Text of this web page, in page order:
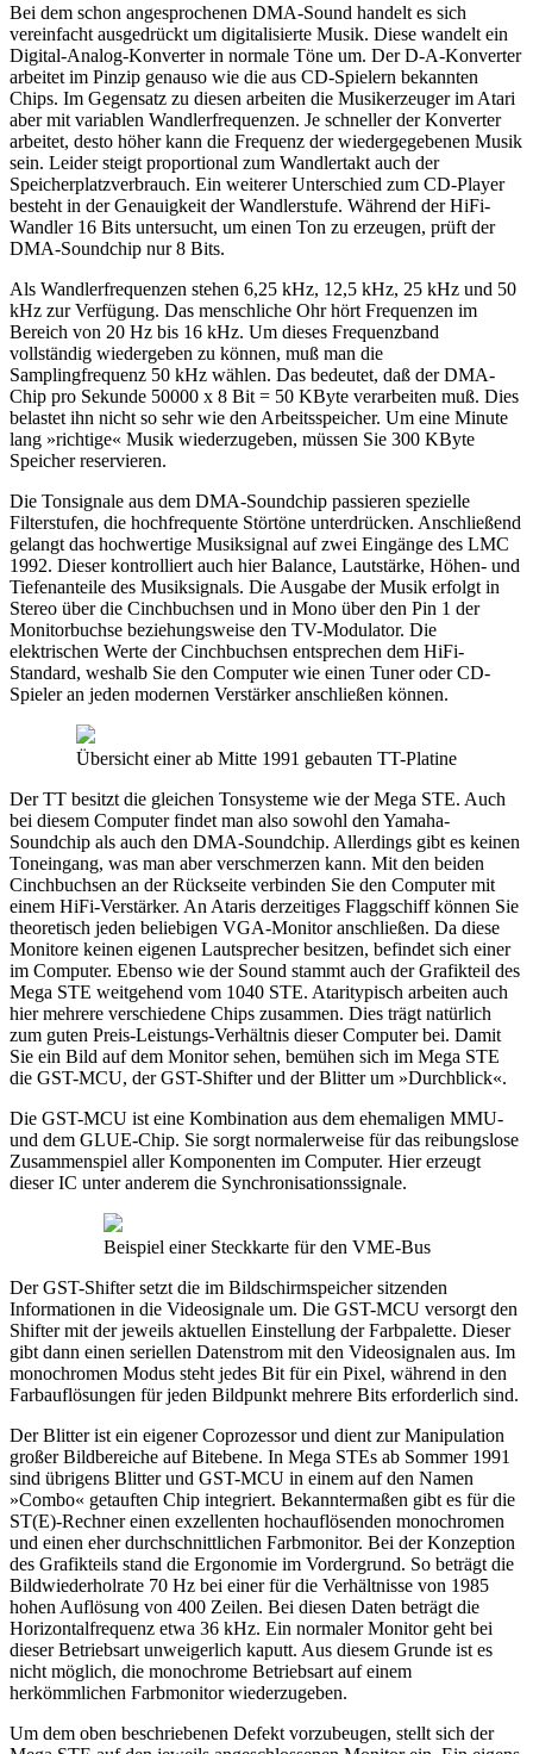
Bei dem schon angesprochenen DMA-Sound handelt es sich
vereinfacht ausgedrückt um digitalisierte Musik. Diese wandelt ein
Digital-Analog-Konverter in normale Töne um. Der D-A-Konverter
arbeitet im Pinzip genauso wie die aus CD-Spielern bekannten
Chips. Im Gegensatz zu diesen arbeiten die Musikerzeuger im Atari
aber mit variablen Wandlerfrequenzen. Je schneller der Konverter
arbeitet, desto höher kann die Frequenz der wiedergegebenen Musik
sein. Leider steigt proportional zum Wandlertakt auch der
Speicherplatzverbrauch. Ein weiterer Unterschied zum CD-Player
besteht in der Genauigkeit der Wandlerstufe. Während der HiFi-
Wandler 16 Bits untersucht, um einen Ton zu erzeugen, prüft der
DMA-Soundchip nur 8 Bits.
Als Wandlerfrequenzen stehen 6,25 kHz, 12,5 kHz, 25 kHz und 50
kHz zur Verfügung. Das menschliche Ohr hört Frequenzen im
Bereich von 20 Hz bis 16 kHz. Um dieses Frequenzband
vollständig wiedergeben zu können, muß man die
Samplingfrequenz 50 kHz wählen. Das bedeutet, daß der DMA-
Chip pro Sekunde 50000 x 8 Bit = 50 KByte verarbeiten muß. Dies
belastet ihn nicht so sehr wie den Arbeitsspeicher. Um eine Minute
lang »richtige« Musik wiederzugeben, müssen Sie 300 KByte
Speicher reservieren.
Die Tonsignale aus dem DMA-Soundchip passieren spezielle
Filterstufen, die hochfrequente Störtöne unterdrücken. Anschließend
gelangt das hochwertige Musiksignal auf zwei Eingänge des LMC
1992. Dieser kontrolliert auch hier Balance, Lautstärke, Höhen- und
Tiefenanteile des Musiksignals. Die Ausgabe der Musik erfolgt in
Stereo über die Cinchbuchsen und in Mono über den Pin 1 der
Monitorbuchse beziehungsweise den TV-Modulator. Die
elektrischen Werte der Cinchbuchsen entsprechen dem HiFi-
Standard, weshalb Sie den Computer wie einen Tuner oder CD-
Spieler an jeden modernen Verstärker anschließen können.
Übersicht einer ab Mitte 1991 gebauten TT-Platine
Der TT besitzt die gleichen Tonsysteme wie der Mega STE. Auch
bei diesem Computer findet man also sowohl den Yamaha-
Soundchip als auch den DMA-Soundchip. Allerdings gibt es keinen
Toneingang, was man aber verschmerzen kann. Mit den beiden
Cinchbuchsen an der Rückseite verbinden Sie den Computer mit
einem HiFi-Verstärker. An Ataris derzeitiges Flaggschiff können Sie
theoretisch jeden beliebigen VGA-Monitor anschließen. Da diese
Monitore keinen eigenen Lautsprecher besitzen, befindet sich einer
im Computer. Ebenso wie der Sound stammt auch der Grafikteil des
Mega STE weitgehend vom 1040 STE. Ataritypisch arbeiten auch
hier mehrere verschiedene Chips zusammen. Dies trägt natürlich
zum guten Preis-Leistungs-Verhältnis dieser Computer bei. Damit
Sie ein Bild auf dem Monitor sehen, bemühen sich im Mega STE
die GST-MCU, der GST-Shifter und der Blitter um »Durchblick«.
Die GST-MCU ist eine Kombination aus dem ehemaligen MMU-
und dem GLUE-Chip. Sie sorgt normalerweise für das reibungslose
Zusammenspiel aller Komponenten im Computer. Hier erzeugt
dieser IC unter anderem die Synchronisationssignale.
Beispiel einer Steckkarte für den VME-Bus
Der GST-Shifter setzt die im Bildschirmspeicher sitzenden
Informationen in die Videosignale um. Die GST-MCU versorgt den
Shifter mit der jeweils aktuellen Einstellung der Farbpalette. Dieser
gibt dann einen seriellen Datenstrom mit den Videosignalen aus. Im
monochromen Modus steht jedes Bit für ein Pixel, während in den
Farbauflösungen für jeden Bildpunkt mehrere Bits erforderlich sind.
Der Blitter ist ein eigener Coprozessor und dient zur Manipulation
großer Bildbereiche auf Bitebene. In Mega STEs ab Sommer 1991
sind übrigens Blitter und GST-MCU in einem auf den Namen
»Combo« getauften Chip integriert. Bekanntermaßen gibt es für die
ST(E)-Rechner einen exzellenten hochauflösenden monochromen
und einen eher durchschnittlichen Farbmonitor. Bei der Konzeption
des Grafikteils stand die Ergonomie im Vordergrund. So beträgt die
Bildwiederholrate 70 Hz bei einer für die Verhältnisse von 1985
hohen Auflösung von 400 Zeilen. Bei diesen Daten beträgt die
Horizontalfrequenz etwa 36 kHz. Ein normaler Monitor geht bei
dieser Betriebsart unweigerlich kaputt. Aus diesem Grunde ist es
nicht möglich, die monochrome Betriebsart auf einem
herkömmlichen Farbmonitor wiederzugeben.
Um dem oben beschriebenen Defekt vorzubeugen, stellt sich der